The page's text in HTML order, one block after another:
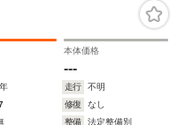
本体価格
---
年 走行
不明
修復
なし
整備
法定整備別